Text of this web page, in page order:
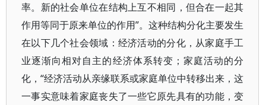
率。新的社会单位在结构上互不相同，但合在一起其
作用等同于原来单位的作用”。这种结构分化主要发生
在以下几个社会领域：经济活动的分化，从家庭手工
业逐渐向相对自主的经济体系转变；家庭活动的分
化，“经济活动从亲缘联系或家庭单位中转移出来，这
一事实意味着家庭丧失了一些它原先具有的功能，变